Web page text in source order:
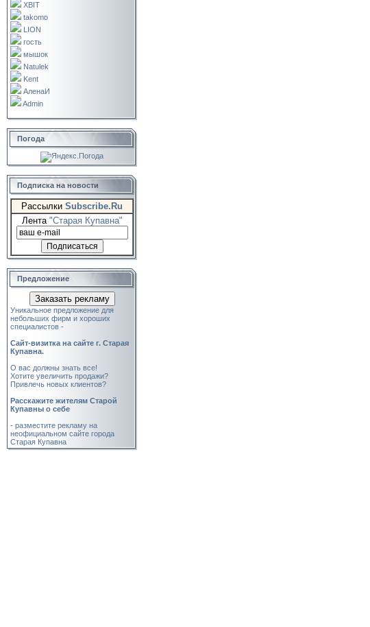
XBIT
takomo
LION
гость
мышок
Natulek
Kent
АленаИ
Admin
Погода
Подписка на новости
Рассылки Subscribe.Ru
Лента "Старая Купавна"
Предложение
Заказать рекламу
Уникальное предложение для
небольших фирм и хороших
специалистов -
Cайт-визитка на сайте г. Старая
Купавна.
О вас должны знать все!
Хотите увеличить продажи?
Привлечь новых клиентов?
Расскажите жителям Старой
Купавны о себе
- разместите рекламу на
неофициальном сайте города
Старая Купавна